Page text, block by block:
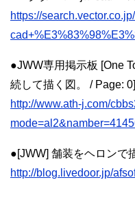
https://
●JWW専用掲示板 [One
続して描く図。 / Page: 0]
http://www.ath-j.com/
●[JWW] 舗装をヘロンで
http://blog.livedoor.jp/